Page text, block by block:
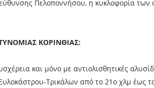
Πελοποννήσου, η κυκλοφορία
ΚΟΡΙΝΘΙΑΣ:
και μόνο με αντιολισθητικές
Τρικάλων από το 21ο χλμ έως